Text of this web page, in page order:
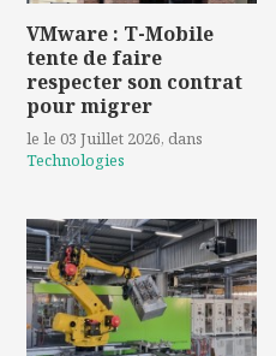
VMware : T-Mobile
tente de faire
respecter son contrat
pour migrer
le le 03 Juillet 2026, dans
Technologies